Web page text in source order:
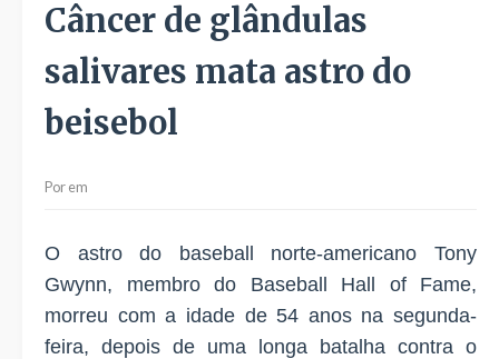
Câncer de glândulas
salivares mata astro do
beisebol
Porem
O astro do baseball norte-americano Tony
Gwynn, membro do Baseball Hall of Fame,
morreu com a idade de 54 anos na segunda-
feira, depois de uma longa batalha contra o